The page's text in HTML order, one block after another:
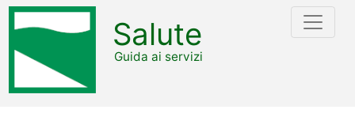
Salute
Guida ai servizi